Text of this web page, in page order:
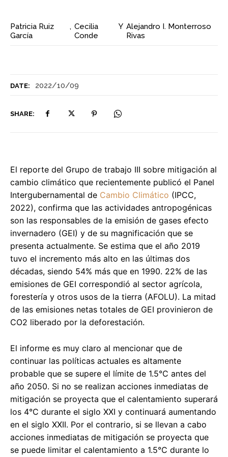
DATE: 2022/10/09
SHARE:
Patricia Ruiz
García
, Cecilia
Conde
Y Alejandro I. Monterroso
Rivas
El reporte del Grupo de trabajo III sobre mitigación al
cambio climático que recientemente publicó el Panel
Intergubernamental de Cambio Climático (IPCC,
2022), confirma que las actividades antropogénicas
son las responsables de la emisión de gases efecto
invernadero (GEI) y de su magnificación que se
presenta actualmente. Se estima que el año 2019
tuvo el incremento más alto en las últimas dos
décadas, siendo 54% más que en 1990. 22% de las
emisiones de GEI correspondió al sector agrícola,
forestería y otros usos de la tierra (AFOLU). La mitad
de las emisiones netas totales de GEI provinieron de
CO2 liberado por la deforestación.
El informe es muy claro al mencionar que de
continuar las políticas actuales es altamente
probable que se supere el límite de 1.5°C antes del
año 2050. Si no se realizan acciones inmediatas de
mitigación se proyecta que el calentamiento superará
los 4°C durante el siglo XXI y continuará aumentando
en el siglo XXII. Por el contrario, si se llevan a cabo
acciones inmediatas de mitigación se proyecta que
se puede limitar el calentamiento a 1.5°C durante lo